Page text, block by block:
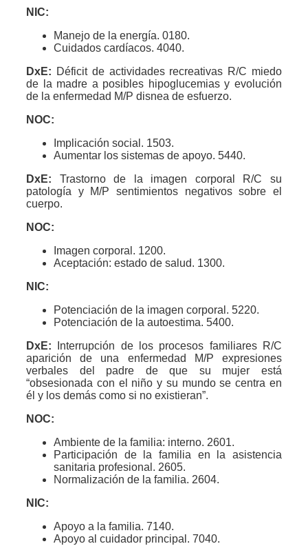
NIC:
Manejo de la energía. 0180.
Cuidados cardíacos. 4040.
DxE: Déficit de actividades recreativas R/C miedo
de la madre a posibles hipoglucemias y evolución
de la enfermedad M/P disnea de esfuerzo.
NOC:
Implicación social. 1503.
Aumentar los sistemas de apoyo. 5440.
DxE: Trastorno de la imagen corporal R/C su
patología y M/P sentimientos negativos sobre el
cuerpo.
NOC:
Imagen corporal. 1200.
Aceptación: estado de salud. 1300.
NIC:
Potenciación de la imagen corporal. 5220.
Potenciación de la autoestima. 5400.
DxE:
Interrupción de los procesos familiares R/C
aparición de una enfermedad M/P expresiones
verbales del padre de que su mujer está
“obsesionada con el niño y su mundo se centra en
él y los demás como si no existieran”.
NOC:
Ambiente de la familia: interno. 2601.
Participación de la familia en la asistencia
sanitaria profesional. 2605.
Normalización de la familia. 2604.
NIC:
Apoyo a la familia. 7140.
Apoyo al cuidador principal. 7040.